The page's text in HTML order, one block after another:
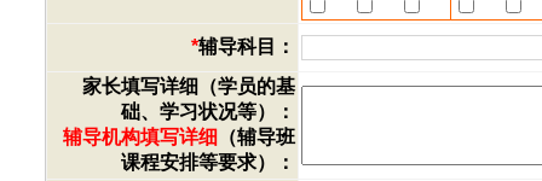
*辅导科目：
家长填写详细（学员的基
础、学习状况等）：
辅导机构填写详细 （辅导班
课程安排等要求）：